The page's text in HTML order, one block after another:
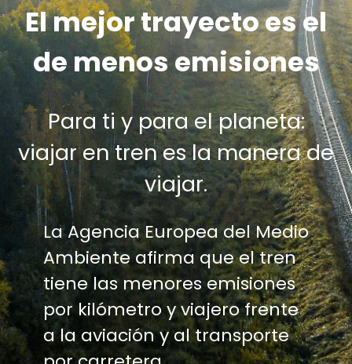
El mejor trayecto es el
de menos emisiones
Para ti y para el planeta:
viajar en tren es la manera de
viajar.
La Agencia Europea del Medio
Ambiente afirma que el tren
tiene las menores emisiones
por kilómetro y viajero frente
a la aviación y al transporte